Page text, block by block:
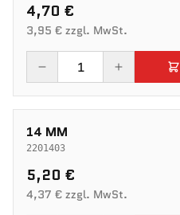
4,70 €
3,95 € zzgl. MwSt.
14 MM
2201403
5,20 €
4,37 € zzgl. MwSt.